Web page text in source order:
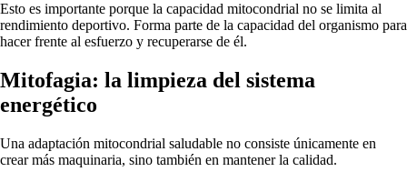
Esto es importante porque la capacidad mitocondrial no se limita al
rendimiento deportivo. Forma parte de la capacidad del organismo para
hacer frente al esfuerzo y recuperarse de él.
Mitofagia: la limpieza del sistema
energético
Una adaptación mitocondrial saludable no consiste únicamente en
crear más maquinaria, sino también en mantener la calidad.